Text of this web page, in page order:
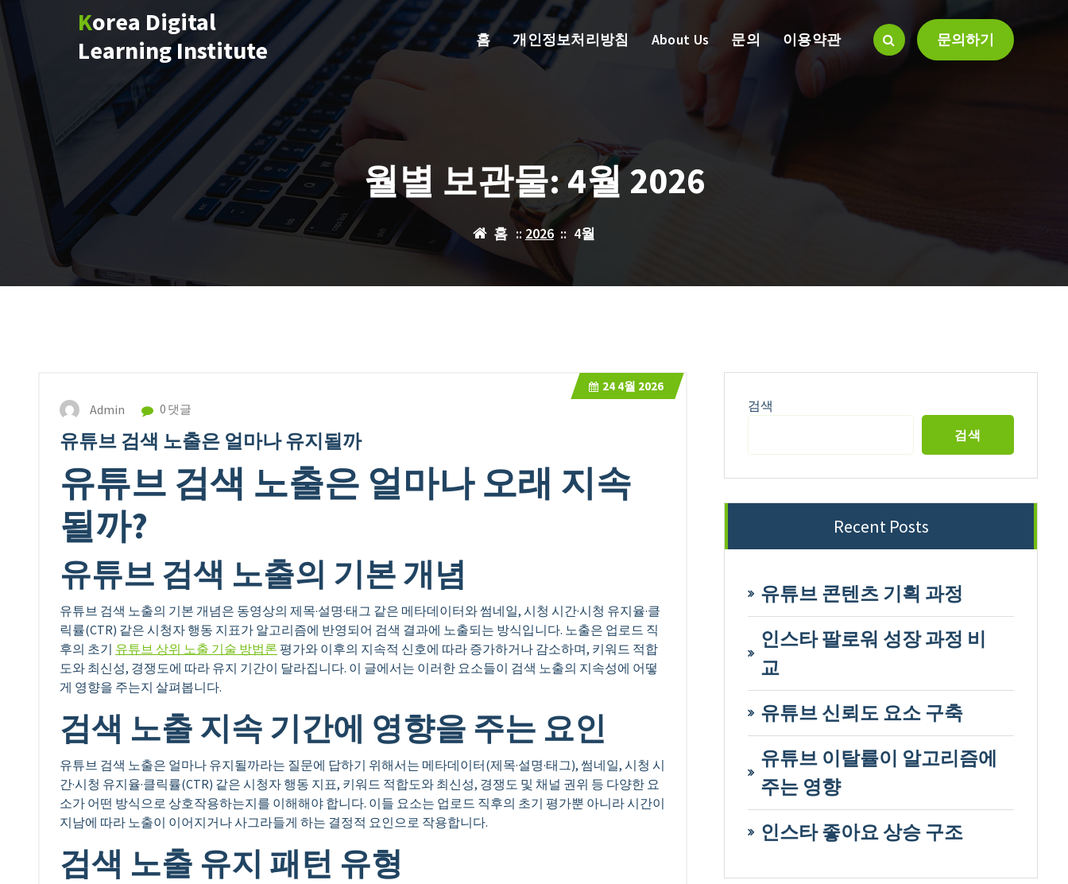
콘
텐
츠
Korea Digital
Learning Institute
홈 개인정보처리방침 About Us 문의 이용약관 문의하기
월별 보관물: 4월 2026
홈 :: 2026:: 4월
24 4월 2026
Admin 0 댓글
유튜브 검색 노출은 얼마나 유지될까
유튜브 검색 노출은 얼마나 오래 지속
될까?
유튜브 검색 노출의 기본 개념
유튜브 검색 노출의 기본 개념은 동영상의 제목·설명·태그 같은 메타데이터와 썸네일, 시청 시간·시청 유지율·클
릭률(CTR) 같은 시청자 행동 지표가 알고리즘에 반영되어 검색 결과에 노출되는 방식입니다. 노출은 업로드 직
후의 초기 유튜브 상위 노출 기술 방법론 평가와 이후의 지속적 신호에 따라 증가하거나 감소하며, 키워드 적합
도와 최신성, 경쟁도에 따라 유지 기간이 달라집니다. 이 글에서는 이러한 요소들이 검색 노출의 지속성에 어떻
게 영향을 주는지 살펴봅니다.
검색 노출 지속 기간에 영향을 주는 요인
유튜브 검색 노출은 얼마나 유지될까라는 질문에 답하기 위해서는 메타데이터(제목·설명·태그), 썸네일, 시청 시
간·시청 유지율·클릭률(CTR) 같은 시청자 행동 지표, 키워드 적합도와 최신성, 경쟁도 및 채널 권위 등 다양한 요
소가 어떤 방식으로 상호작용하는지를 이해해야 합니다. 이들 요소는 업로드 직후의 초기 평가뿐 아니라 시간이
지남에 따라 노출이 이어지거나 사그라들게 하는 결정적 요인으로 작용합니다.
검색 노출 유지 패턴 유형
검색
검색
Recent Posts
유튜브 콘텐츠 기획 과정
인스타 팔로워 성장 과정 비
교
유튜브 신뢰도 요소 구축
유튜브 이탈률이 알고리즘에
주는 영향
인스타 좋아요 상승 구조